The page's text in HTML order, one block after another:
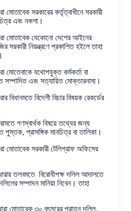
সরকারের কর্তৃত্বাধীনে সরকারী
এবং নকশা।
মোতাবেক যেকোনো দেশের আইনের
নিয়ন্ত্রণে প্রকাশিত হইলে তাহা
মোতেবাকে যথোপযুক্ত কর্মকর্তা বা
সম্পাদিত এবং সত্যায়িত মোক্তারনামা।
বিধানমতে বিদেশী বিচার বিষয়ক রেকর্ডের
গণস্বার্থক বিষয়ে তথ্যের জন্য
প্রাসঙ্গিক মানচিত্র বা তালিকা।
মোতাবেক সরকারী টেলিগ্রাফ অফিসের
তলবমতে বিরোধীপক্ষ দলিল আদালতে
সম্পাদন মানিয়া নিবেন। তাহা
মোতাবেক ৩০ বৎসরের পুরাতন দলিল,